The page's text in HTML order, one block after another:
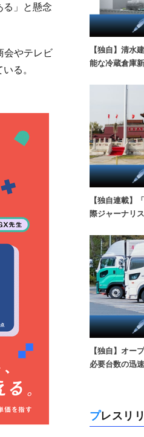
る」と懸念
会やテレビ
る。
【独自】清水
能な冷蔵倉庫
【独自連載】
際ジャーナリ
【独自】オー
必要台数の迅
プレス